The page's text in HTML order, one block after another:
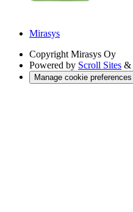
Mirasys
Copyright Mirasys Oy
Powered by Scroll Sites &
Manage cookie preferences